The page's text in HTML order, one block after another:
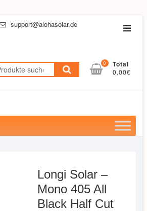
support@alohasolar.de
Suchen
nach:
0 Total
0,00€
Longi Solar –
Mono 405 All
Black Half Cut